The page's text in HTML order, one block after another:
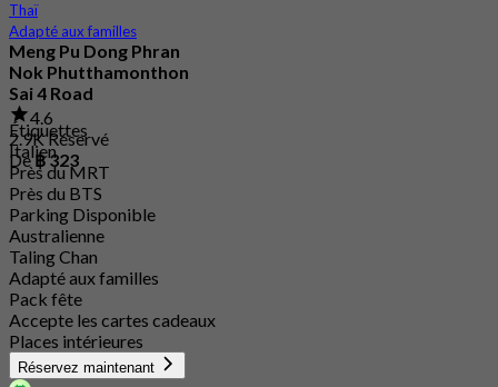
Thaï
Adapté aux familles
Meng Pu Dong Phran
Nok Phutthamonthon
Sai 4 Road
4.6
2.9K Réservé
De฿ 323
Étiquettes
Italien
Près du MRT
Près du BTS
Parking Disponible
Australienne
Taling Chan
Adapté aux familles
Pack fête
Accepte les cartes cadeaux
Places intérieures
Réservez maintenant